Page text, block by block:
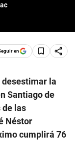
en
desestimar la
Santiago de
de las
Néstor
cumplirá 76